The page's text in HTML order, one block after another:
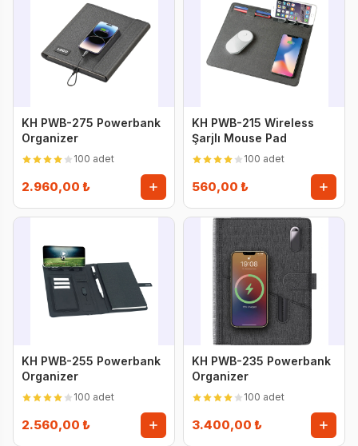
KH PWB-275 Powerbank
Organizer
100 adet
2.960,00 ₺
KH PWB-215 Wireless
Şarjlı Mouse Pad
100 adet
560,00 ₺
KH PWB-255 Powerbank
Organizer
100 adet
2.560,00 ₺
KH PWB-235 Powerbank
Organizer
100 adet
3.400,00 ₺